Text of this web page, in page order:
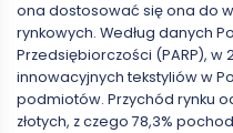
ona dostosować się ona do
rynkowych. Według danych
Przedsiębiorczości (PARP), w
innowacyjnych tekstyliów w
podmiotów. Przychód rynku
złotych, z czego 78,3%